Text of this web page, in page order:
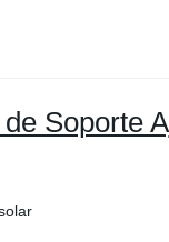
Soporte